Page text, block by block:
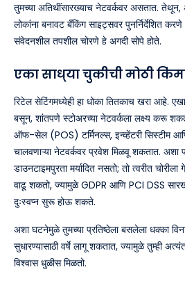
तुमच्या अतिथींसारख्याच नेटवर्कवर असतात.
लोकांना बनावट बँकिंग साइट्सवर पुनर्निर्देशित
संवेदनशील तपशील चोरणे हे अगदी सोपे होते.
एका साध्या चुकीची मोठी
रिटेल सेटिंगमध्येही हा धोका तितकाच खरा आहे.
बसून, शांतपणे स्टोअरच्या नेटवर्कला लक्ष्य करू
ऑफ-सेल (POS) टर्मिनल्स, इन्व्हेंटरी सिस्टीम आणि
चालवणाऱ्या नेटवर्कवर प्रवेश मिळवू शकतात. अशा
डाउनटाइमपुरता मर्यादित नसतो; तो त्वरीत
वाढू शकतो, ज्यामुळे GDPR आणि PCI DSS
दुःस्वप्न सुरू होऊ शकते.
अशा घटनेमुळे तुमच्या प्रतिष्ठेला बसलेला धक्का
सुधारण्यासाठी वर्षे लागू शकतात, ज्यामुळे तुम्ही
विश्वास धुळीस मिळतो.